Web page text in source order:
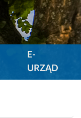
E-
URZĄD